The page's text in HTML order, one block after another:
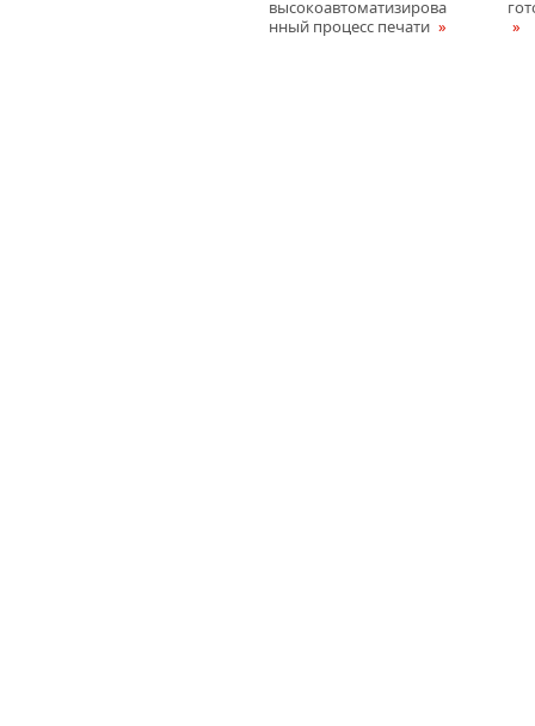
высокоавтоматизирова
нный процесс печати